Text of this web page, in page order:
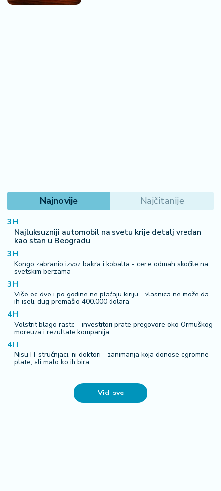
Najnovije Najčitanije
3H
Najluksuzniji automobil na svetu krije detalj vredan
kao stan u Beogradu
3H
Kongo zabranio izvoz bakra i kobalta - cene odmah skočile na
svetskim berzama
3H
Više od dve i po godine ne plaćaju kiriju - vlasnica ne može da
ih iseli, dug premašio 400.000 dolara
4H
Volstrit blago raste - investitori prate pregovore oko Ormuškog
moreuza i rezultate kompanija
4H
Nisu IT stručnjaci, ni doktori - zanimanja koja donose ogromne
plate, ali malo ko ih bira
Vidi sve